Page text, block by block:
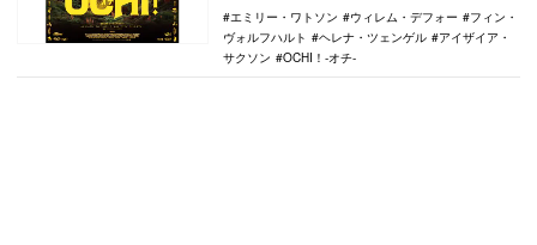
エミリー・ワトソン
ウィレム・デフォー
フィン・
ヴォルフハルト
ヘレナ・ツェンゲル
アイザイア・
サクソン
OCHI！-オチ-